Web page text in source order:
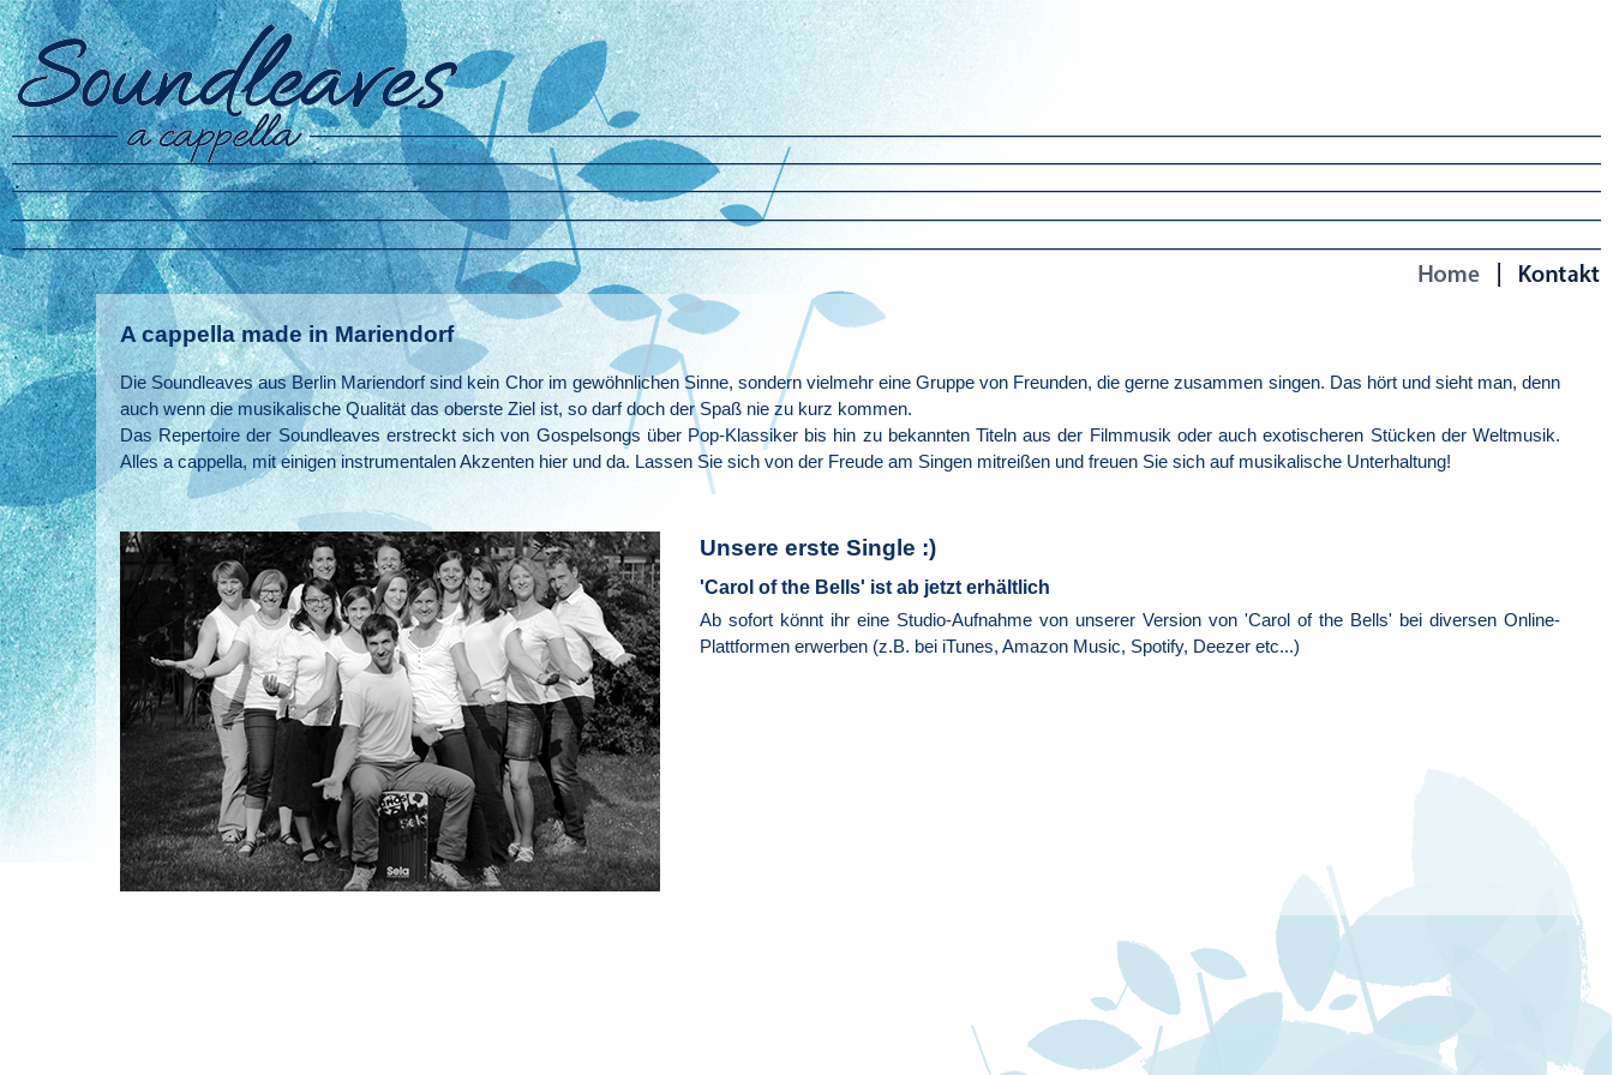
Home Contact
A cappella made in Mariendorf
Die Soundleaves aus Berlin Mariendorf sind kein Chor im gewöhnlichen Sinne, sondern vielmehr eine Gruppe von Freunden, die gerne zusammen singen. Das hört und sieht man, denn
auch wenn die musikalische Qualität das oberste Ziel ist, so darf doch der Spaß nie zu kurz kommen.
Das Repertoire der Soundleaves erstreckt sich von Gospelsongs über Pop-Klassiker bis hin zu bekannten Titeln aus der Filmmusik oder auch exotischeren Stücken der Weltmusik.
Alles a cappella, mit einigen instrumentalen Akzenten hier und da. Lassen Sie sich von der Freude am Singen mitreißen und freuen Sie sich auf musikalische Unterhaltung!
Unsere erste Single :)
'Carol of the Bells' ist ab jetzt erhältlich
Ab sofort könnt ihr eine Studio-Aufnahme von unserer Version von 'Carol of the Bells' bei diversen Online-
Plattformen erwerben (z.B. bei iTunes, Amazon Music, Spotify, Deezer etc...)